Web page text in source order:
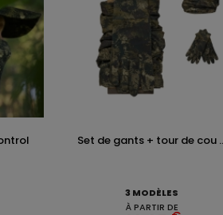
Set de gants + tour de cou
3 MODÈLES
À PARTIR DE